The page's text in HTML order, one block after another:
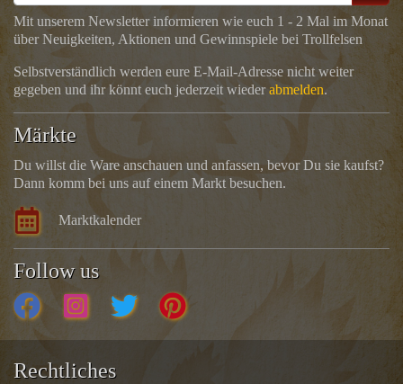
Mit unserem Newsletter informieren wie euch 1 - 2 Mal im Monat
über Neuigkeiten, Aktionen und Gewinnspiele bei Trollfelsen
Selbstverständlich werden eure E-Mail-Adresse nicht weiter
gegeben und ihr könnt euch jederzeit wiederabmelden.
Märkte
Du willst die Ware anschauen und anfassen, bevor Du sie kaufst?
Dann komm bei uns auf einem Markt besuchen.
Marktkalender
Follow us
Rechtliches